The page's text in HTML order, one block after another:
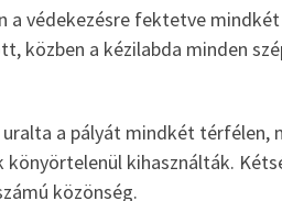
védekezésre fektetve
közben a kézilabda minden
a pályát mindkét térfélen,
kihasználták.
közönség.